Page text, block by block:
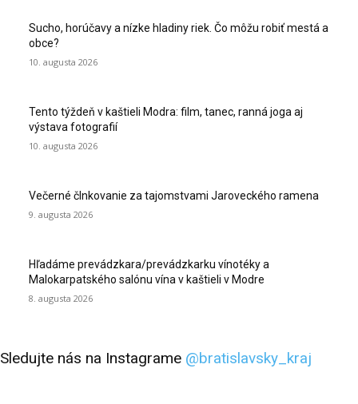
Sucho, horúčavy a nízke hladiny riek. Čo môžu robiť mestá a
obce?
10. augusta 2026
Tento týždeň v kaštieli Modra: film, tanec, ranná joga aj
výstava fotografií
10. augusta 2026
Večerné člnkovanie za tajomstvami Jaroveckého ramena
9. augusta 2026
Hľadáme prevádzkara/prevádzkarku vínotéky a
Malokarpatského salónu vína v kaštieli v Modre
8. augusta 2026
Sledujte nás na Instagrame @bratislavsky_kraj